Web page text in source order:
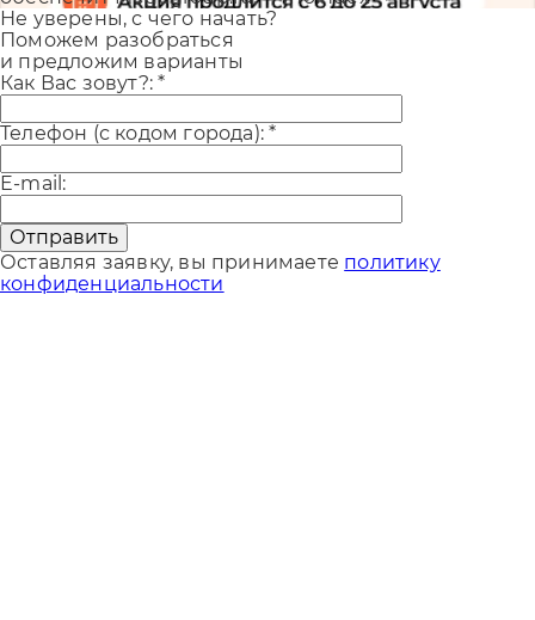
Не уверены, с чего начать?
Поможем разобраться
и предложим варианты
Как Вас зовут?:*
Телефон (с кодом города):*
E-mail:
Отправить
Оставляя заявку, вы принимаете политику
конфиденциальности